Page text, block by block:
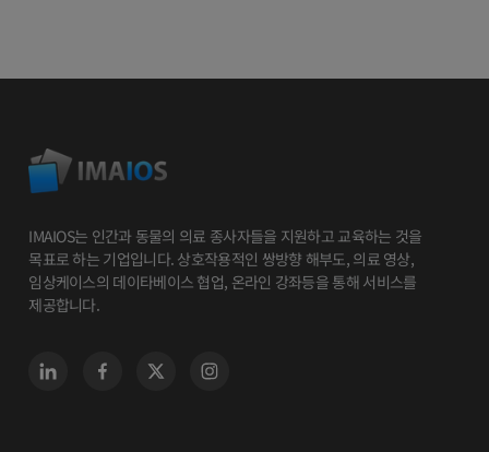
IMAIOS는 인간과 동물의 의료 종사자들을 지원하고 교육하는 것을
목표로 하는 기업입니다. 상호작용적인 쌍방향 해부도, 의료 영상,
임상케이스의 데이타베이스 협업, 온라인 강좌등을 통해 서비스를
제공합니다.